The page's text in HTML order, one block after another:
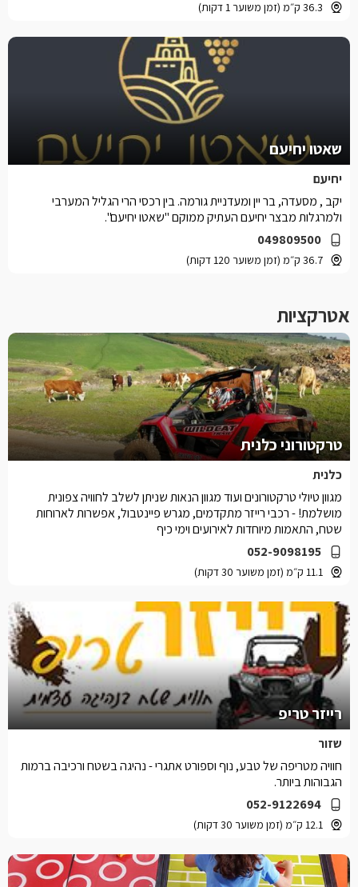
36.3 ק״מ (זמן משוער 1 דקות)
שאטו יחיעם
יחיעם
049809500
36.7 ק״מ (זמן משוער 120 דקות)
יקב , מסעדה, בר יין ומעדניית גורמה. בין רכסי הרי הגליל המערבי
ולמרגלות מבצר יחיעם העתיק ממוקם "שאטו יחיעם".
אטרקציות
טרקטורוני כלנית
כלנית
052-9098195
11.1 ק״מ (זמן משוער 30 דקות)
מגוון טיולי טרקטורונים ועוד מגוון הנאות שניתן לשלב לחוויה צפונית
מושלמת! - רכבי רייזר מתקדמים, מגרש פיינטבול, אפשרות לארוחות
שטח, התאמות מיוחדות לאירועים וימי כיף
רייזר טריפ
שזור
052-9122694
12.1 ק״מ (זמן משוער 30 דקות)
חוויה מטריפה של טבע, נוף וספורט אתגרי - נהיגה בשטח ורכיבה ברמות
הגבוהות ביותר.